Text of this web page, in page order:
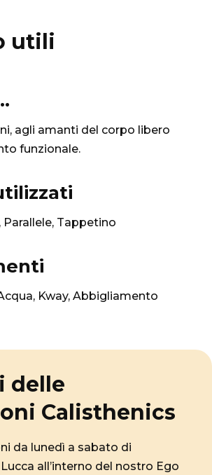
utili
agli amanti del corpo libero
funzionale.
Parallele, Tappetino
Kway, Abbigliamento
delle
Calisthenics
da lunedì a sabato di
all’interno del nostro Ego